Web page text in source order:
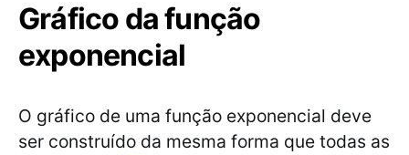
Gráfico da função
exponencial
O gráfico de uma função exponencial deve
ser construído da mesma forma que todas as